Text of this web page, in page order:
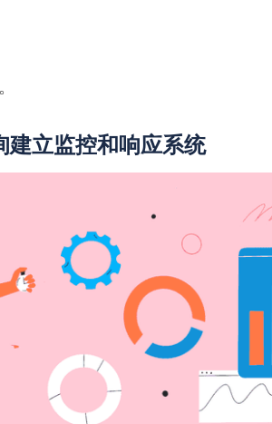
建立监控和响应系统